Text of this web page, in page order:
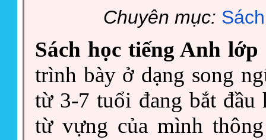
Chuyên mục:
Sách học tiếng Anh
trình bày ở dạng song
từ 3-7 tuổi đang bắt
từ vựng của mình